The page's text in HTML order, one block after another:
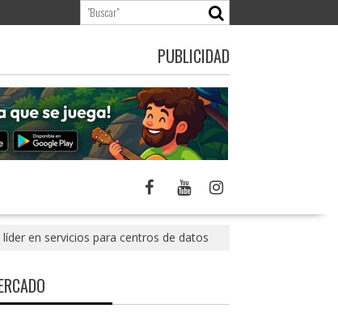
PUBLICIDAD
en servicios para centros de datos